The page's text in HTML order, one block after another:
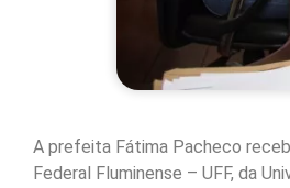
A prefeita Fátima Pacheco
Federal Fluminense – UFF, da